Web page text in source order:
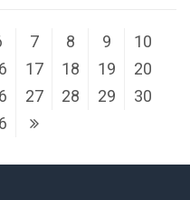
7 8 9
10
17 18 19
20
27 28 29
30